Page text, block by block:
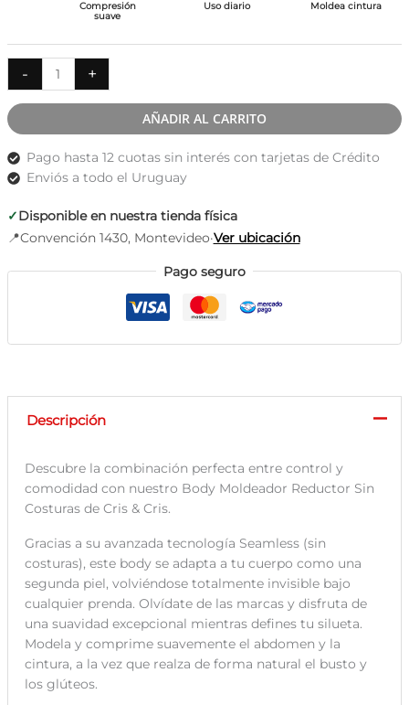
Compresión
suave
Uso diario Moldea cintura
-
moldeador
sin
costura
fino
cantidad
+
AÑADIR AL CARRITO
Pago hasta 12 cuotas sin interés con tarjetas de Crédito
Enviós a todo el Uruguay
✓Disponible en nuestra tienda física
📍Convención 1430, Montevideo·Ver ubicación
Pago seguro
Descripción
Descubre la combinación perfecta entre control y
comodidad con nuestro Body Moldeador Reductor Sin
Costuras de Cris & Cris.
Gracias a su avanzada tecnología Seamless (sin
costuras), este body se adapta a tu cuerpo como una
segunda piel, volviéndose totalmente invisible bajo
cualquier prenda. Olvídate de las marcas y disfruta de
una suavidad excepcional mientras defines tu silueta.
Modela y comprime suavemente el abdomen y la
cintura, a la vez que realza de forma natural el busto y
los glúteos.